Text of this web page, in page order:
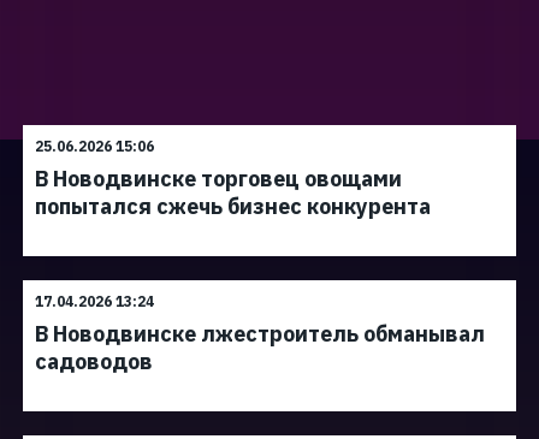
25.06.2026 15:06
В Новодвинске торговец овощами
попытался сжечь бизнес конкурента
17.04.2026 13:24
В Новодвинске лжестроитель обманывал
садоводов